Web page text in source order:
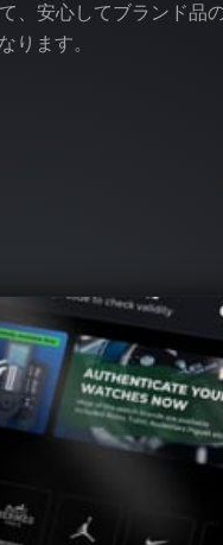
、安心してブランド品
ります。